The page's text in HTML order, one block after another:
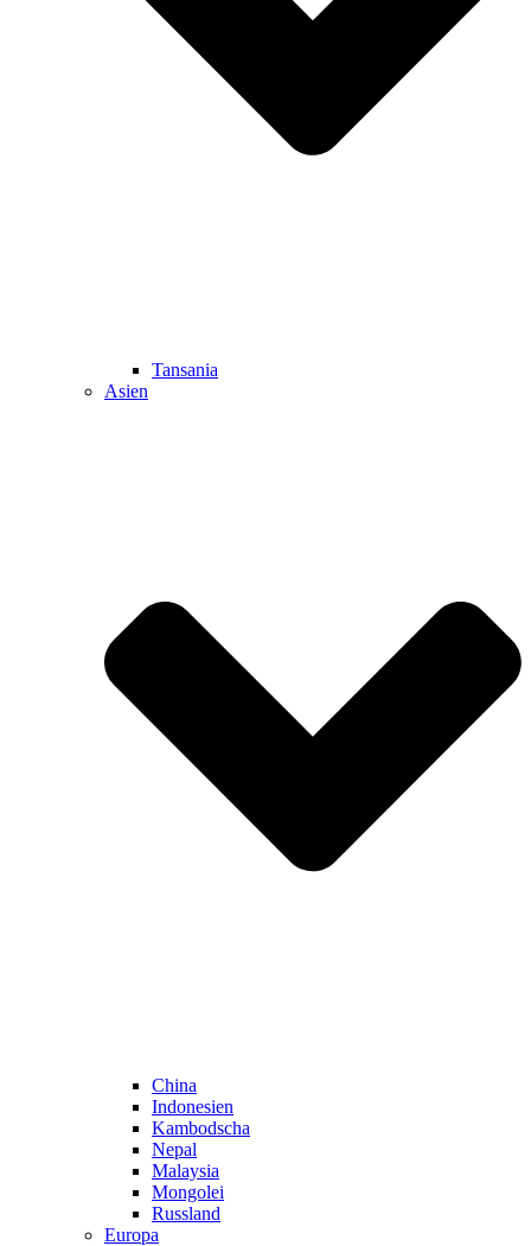
Tansania
Asien
China
Indonesien
Kambodscha
Nepal
Malaysia
Mongolei
Russland
Europa